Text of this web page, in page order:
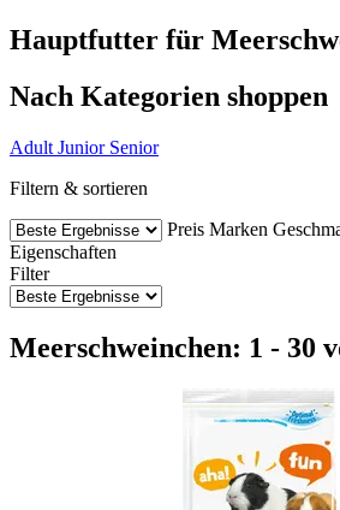
Hauptfutter für
Nach Kategorien shoppen
Adult Junior Senior
Filtern & sortieren
Preis Marken
Eigenschaften
Filter
Meerschweinchen: 1 - 30